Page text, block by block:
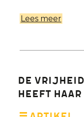
Lees meer
-
De
heeft